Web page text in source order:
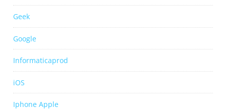
Geek
Google
Informaticaprod
iOS
Iphone Apple